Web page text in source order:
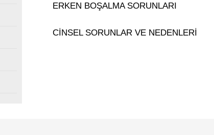
ERKEN BOŞALMA SORUNLARI
CİNSEL SORUNLAR VE NEDENLERİ